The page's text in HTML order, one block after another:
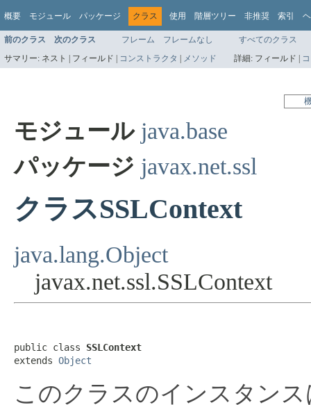
概要 モジュール パッケージ クラス 使用 階層ツリー 非推奨 索引
前のクラス 次のクラス フレーム フレームなし
すべてのクラス
サマリー: ネスト | フィールド | コンストラクタ | メソッド 詳細: フィールド |
モジュール java.base
パッケージ javax.net.ssl
クラスSSLContext
java.lang.Object
javax.net.ssl.SSLContext
public class SSLContext
extends Object
このクラスのインスタン